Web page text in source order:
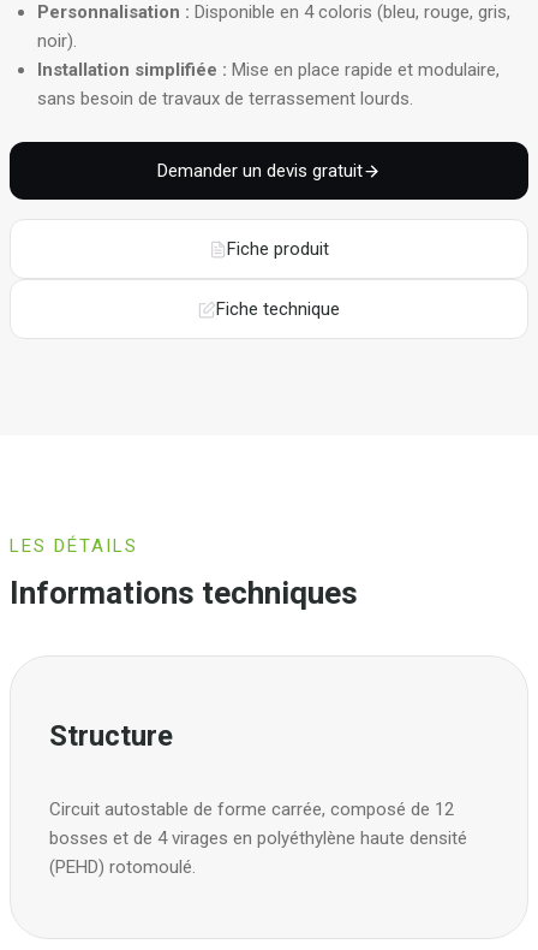
Personnalisation : Disponible en 4 coloris (bleu, rouge, gris,
noir).
Installation simplifiée : Mise en place rapide et modulaire,
sans besoin de travaux de terrassement lourds.
Demander un devis gratuit
Fiche produit
Fiche technique
LES DÉTAILS
Informations techniques
Structure
Circuit autostable de forme carrée, composé de 12
bosses et de 4 virages en polyéthylène haute densité
(PEHD) rotomoulé.